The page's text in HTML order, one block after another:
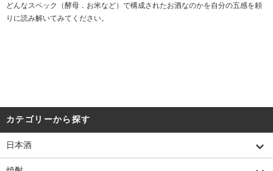
どんなスペック（酵母．お米など）で構成されたお酒なのかを自分の五感を頼
りに読み解いてみてください。
カテゴリーから探す
日本酒